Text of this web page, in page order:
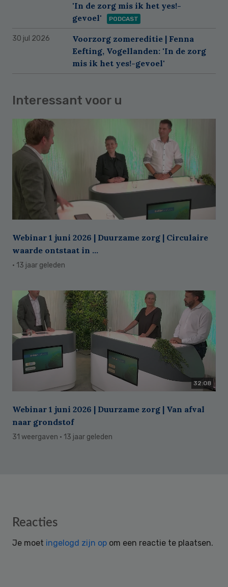
'In de zorg mis ik het yes!-
gevoel'
PODCAST
30 jul 2026
Voorzorg zomereditie | Fenna
Eefting, Vogellanden: 'In de zorg
mis ik het yes!-gevoel'
Interessant voor u
Webinar 1 juni 2026 | Duurzame zorg | Circulaire
waarde ontstaat in ...
· 13 jaar geleden
32:08
Webinar 1 juni 2026 | Duurzame zorg | Van afval
naar grondstof
31 weergaven · 13 jaar geleden
Reader
Reacties
Je moet ingelogd zijn op om een reactie te plaatsen.